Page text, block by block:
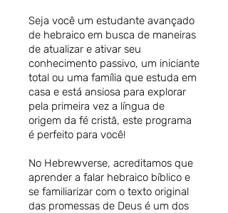
Seja você um estudante avançado
de hebraico em busca de maneiras
de atualizar e ativar seu
conhecimento passivo, um iniciante
total ou uma família que estuda em
casa e está ansiosa para explorar
pela primeira vez a língua de
origem da fé cristã, este programa
é perfeito para você!
No Hebrewverse, acreditamos que
aprender a falar hebraico bíblico e
se familiarizar com o texto original
das promessas de Deus é um dos